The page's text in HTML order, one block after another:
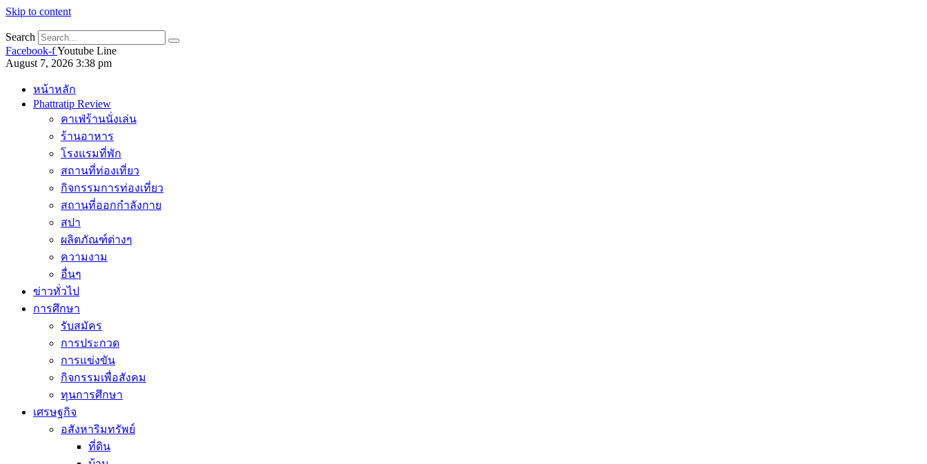
Skip to content
Search
Facebook-fYoutube Line
August 7, 2026 3:38 pm
หน้าหลัก
Phattratip Review
คาเฟ่ร้านนั่งเล่น
ร้านอาหาร
โรงแรมที่พัก
สถานที่ท่องเที่ยว
กิจกรรมการท่องเที่ยว
สถานที่ออกกำลังกาย
สปา
ผลิตภัณฑ์ต่างๆ
ความงาม
อื่นๆ
ข่าวทั่วไป
การศึกษา
รับสมัคร
การประกวด
การแข่งขัน
กิจกรรมเพื่อสังคม
ทุนการศึกษา
เศรษฐกิจ
อสังหาริมทรัพย์
ที่ดิน